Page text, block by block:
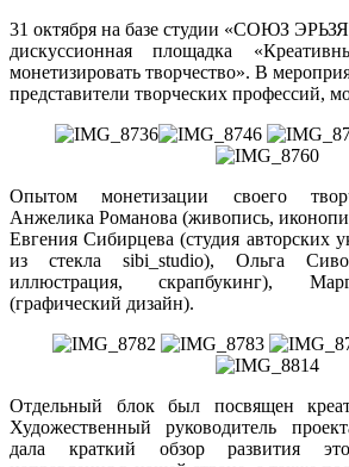
31 октября на базе студии «СОЮЗ
дискуссионная площадка
монетизировать творчество». В
представители творческих профессий,
Опытом монетизации своего
Анжелика Романова (живопись,
Евгения Сибирцева (студия авторских
из стекла sibi_studio), Ольга
иллюстрация, скрапбукинг),
(графический дизайн).
Отдельный блок был посвящен
Художественный руководитель
дала краткий обзор развития